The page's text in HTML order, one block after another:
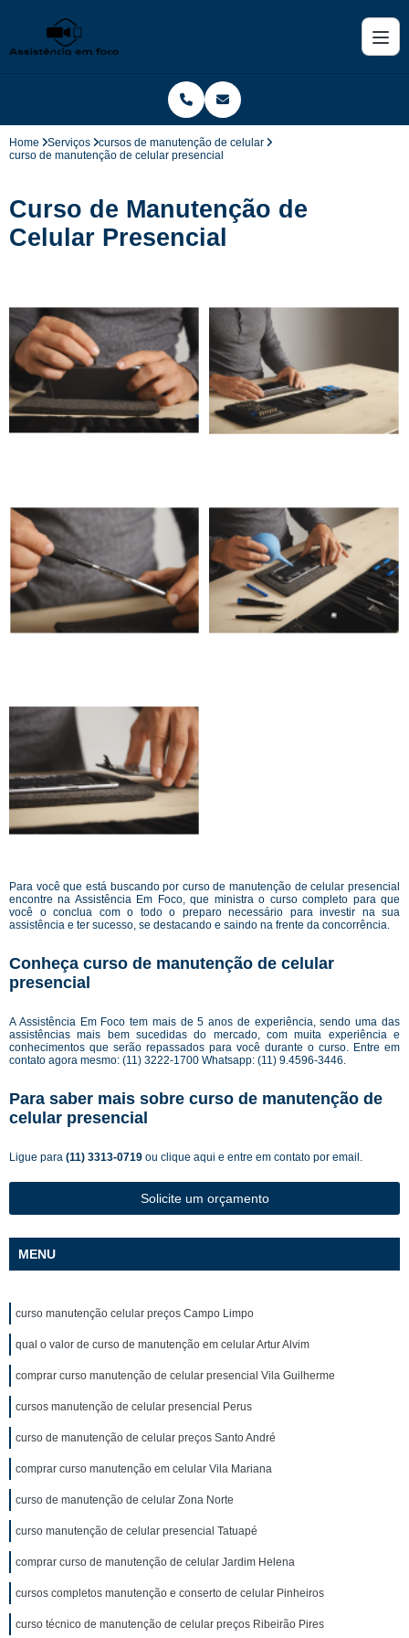
Home Serviços
cursos de manutenção de celular
curso de manutenção de celular presencial
Curso de Manutenção de
Celular Presencial
Para você que está buscando por curso de manutenção de celular presencial
encontre na Assistência Em Foco, que ministra o curso completo para que
você o conclua com o todo o preparo necessário para investir na sua
assistência e ter sucesso, se destacando e saindo na frente da concorrência.
Conheça curso de manutenção de celular
presencial
A Assistência Em Foco tem mais de 5 anos de experiência, sendo uma das
assistências mais bem sucedidas do mercado, com muita experiência e
conhecimentos que serão repassados para você durante o curso. Entre em
contato agora mesmo: (11) 3222-1700 Whatsapp: (11) 9.4596-3446.
Para saber mais sobre curso de manutenção de
celular presencial
Ligue para (11) 3313-0719 ou clique aqui e entre em contato por email.
Solicite um orçamento
MENU
curso manutenção celular preços Campo Limpo
qual o valor de curso de manutenção em celular Artur Alvim
comprar curso manutenção de celular presencial Vila Guilherme
cursos manutenção de celular presencial Perus
curso de manutenção de celular preços Santo André
comprar curso manutenção em celular Vila Mariana
curso de manutenção de celular Zona Norte
curso manutenção de celular presencial Tatuapé
comprar curso de manutenção de celular Jardim Helena
cursos completos manutenção e conserto de celular Pinheiros
curso técnico de manutenção de celular preços Ribeirão Pires